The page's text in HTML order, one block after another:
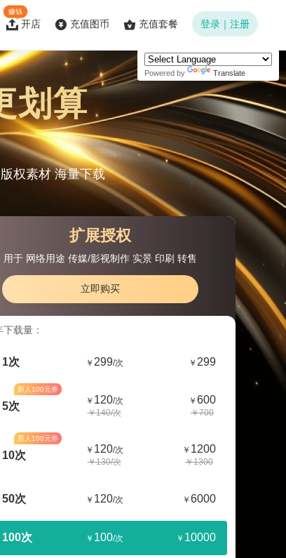
开店
赚钱
充值图币 充值套餐 登录｜注册
划算
版权素材 海量下载
扩展授权
用于 网络用途 传媒/影视制作 实景 印刷 转售
立即购买
下载量：
1次 ￥ 299/次 ￥299
5次 ￥ 120/次
￥140/次
￥600
￥700
新人100元券
10次 ￥ 120/次
￥130/次
￥ 1200
￥1300
新人100元券
50次 ￥ 120/次 ￥6000
100次 ￥ 100/次 ￥ 10000
Powered by Translate